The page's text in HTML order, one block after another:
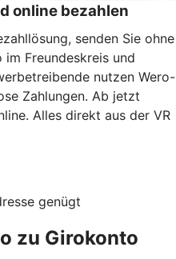
online bezahlen
senden Sie ohne
im Freundeskreis und
nutzen Wero-
Zahlungen. Ab jetzt
Alles direkt aus der VR
genügt
zu Girokonto